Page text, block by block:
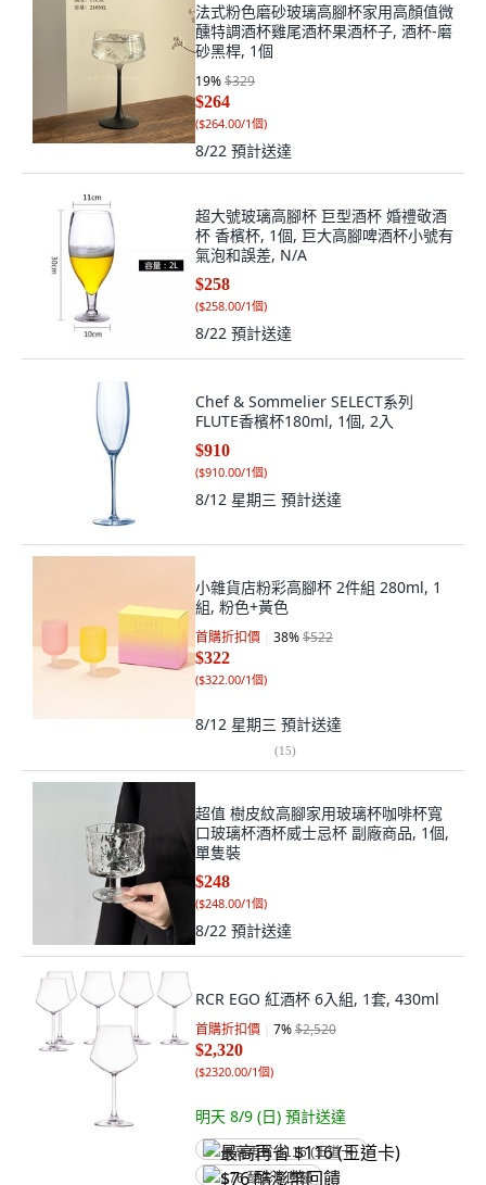
法式粉色磨砂玻璃高腳杯家用高顏值微
醺特調酒杯雞尾酒杯果酒杯子, 酒杯-磨
砂黑桿, 1個
19%$329
$264
($264.00/1個)
8/22 預計送達
超大號玻璃高腳杯 巨型酒杯 婚禮敬酒
杯 香檳杯, 1個, 巨大高腳啤酒杯小號有
氣泡和誤差, N/A
$258
($258.00/1個)
8/22 預計送達
Chef & Sommelier SELECT系列
FLUTE香檳杯180ml, 1個, 2入
$910
($910.00/1個)
8/12 星期三 預計送達
小雜貨店粉彩高腳杯 2件組 280ml, 1
組, 粉色+黃色
首購折扣價 38%$522
$322
($322.00/1個)
8/12 星期三 預計送達
(15)
超值 樹皮紋高腳家用玻璃杯咖啡杯寬
口玻璃杯酒杯威士忌杯 副廠商品, 1個,
單隻裝
$248
($248.00/1個)
8/22 預計送達
RCR EGO 紅酒杯 6入組, 1套, 430ml
首購折扣價 7%$2,520
$2,320
($2320.00/1個)
明天 8/9 (日) 預計送達
最高再省 $116 (王道卡)
$76 酷澎幣回饋